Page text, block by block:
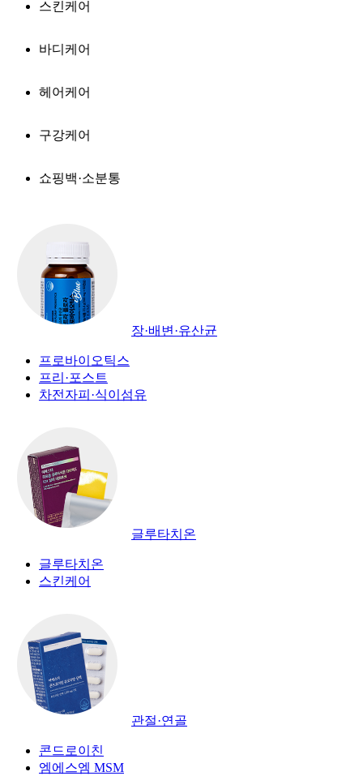
스킨케어
바디케어
헤어케어
구강케어
쇼핑백·소분통
장·배변·유산균
프로바이오틱스
프리·포스트
차전자피·식이섬유
글루타치온
글루타치온
스킨케어
관절·연골
콘드로이친
엠에스엠 MSM